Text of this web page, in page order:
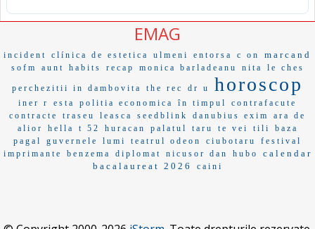
EMAG
incident clínica de estetica ulmeni entorsa c on marcand
sofm aunt habits recap monica barladeanu nita le ches
perchezitii in dambovita the rec dr u horoscop
iner r esta politia economica în timpul
contrafacute
contracte
traseu leasca seedblink danubius exim
ara de
alior
hella t 52 huracan palatul taru te vei tili
baza
pagal
guvernele lumi teatrul odeon ciubotaru
festival
imprimante
benzema diplomat nicusor dan hubo
calendar
bacalaureat 2026
caini